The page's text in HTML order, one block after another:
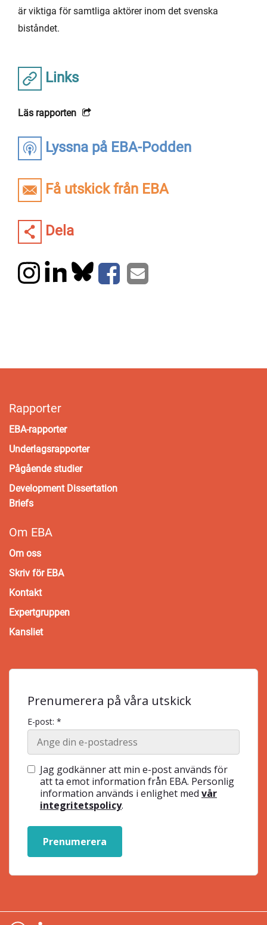
Links
Läs rapporten
Lyssna på EBA-Podden
Få utskick från EBA
Dela
är viktiga för samtliga aktörer inom det svenska
biståndet.
Rapporter
EBA-rapporter
Underlagsrapporter
Pågående studier
Development Dissertation
Briefs
Om EBA
Om oss
Skriv för EBA
Kontakt
Expertgruppen
Kansliet
Prenumerera på våra utskick
E-post: *
Jag godkänner att min e-post används för
att ta emot information från EBA. Personlig
information används i enlighet med vår
integritetspolicy.
Prenumerera